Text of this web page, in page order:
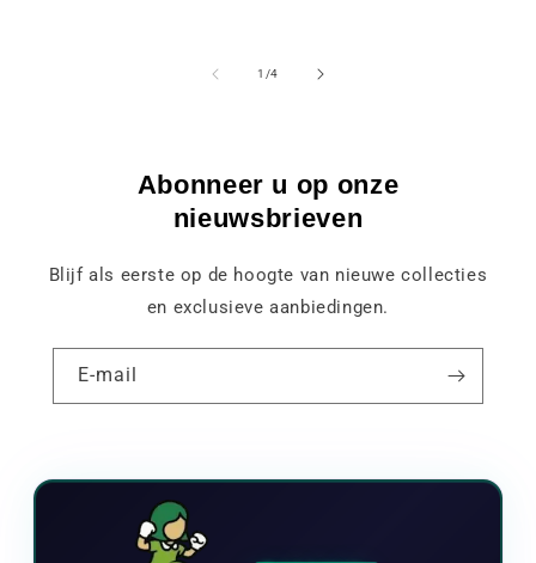
1 /van
4
Abonneer u op onze
nieuwsbrieven
Blijf als eerste op de hoogte van nieuwe collecties
en exclusieve aanbiedingen.
E-mail